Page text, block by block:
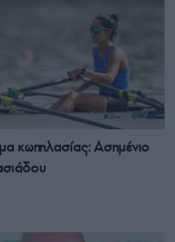
κωπηλασίας: Ασημένιο